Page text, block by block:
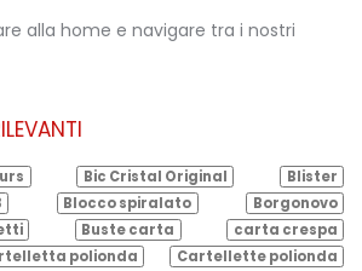
alla home e navigare tra i nostri
Bic Cristal Original
Blister
Blocco spiralato
Borgonovo
Buste carta
carta crespa
polionda
Cartellette polionda